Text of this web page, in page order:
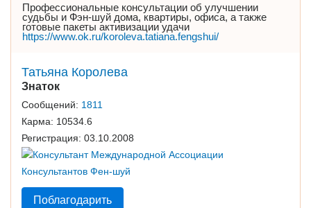
Профессиональные консультации об улучшении
судьбы и Фэн-шуй дома, квартиры, офиса, а также
готовые пакеты активизации удачи
https://www.ok.ru/koroleva.tatiana.fengshui/
Татьяна Королева
Знаток
Сообщений: 1811
Карма: 10534.6
Регистрация: 03.10.2008
Поблагодарить